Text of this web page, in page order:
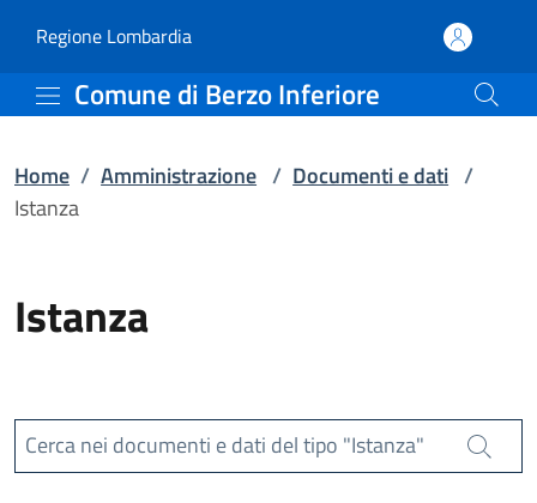
Istanza | Comune di
Regione Lombardia(apre in un'altra scheda).
Comune di Berzo Inferiore
Home / Amministrazione / Documenti e dati /
Istanza
Istanza
Cerca nei documenti e dati del tipo "Istanza"
Cerca